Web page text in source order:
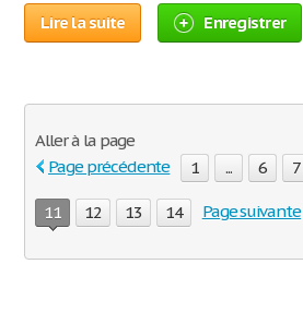
Lire la suite Enregistrer
Aller à la page
Page précédente
1 ... 6 7
11 12 13 14 Page suivante